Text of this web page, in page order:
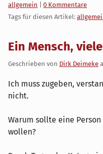
Kategorien:
allgemein
0 Kommentare
Tags für diesen Artikel:
Ein Mensch,
Geschrieben von Dirk Deimeke
Ich muss zugeben,
nicht.
Warum sollte eine
wollen?